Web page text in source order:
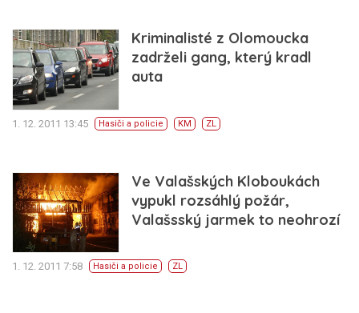
Kriminalisté z Olomoucka
zadrželi gang, který kradl
auta
1. 12. 2011 13:45 Hasiči a policie KM ZL
Ve Valašských Kloboukách
vypukl rozsáhlý požár,
Valašsský jarmek to neohrozí
1. 12. 2011 7:58 Hasiči a policie ZL